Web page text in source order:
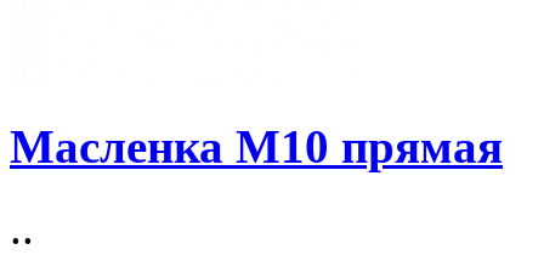
Масленка М10 прямая
..